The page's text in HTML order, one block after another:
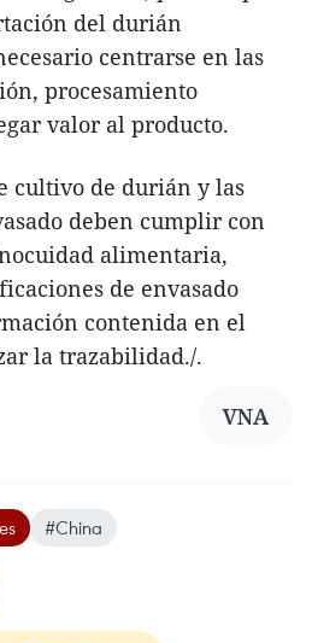
del durián
centrarse en las
procesamiento
valor al producto.
cultivo de durián y las
deben cumplir con
alimentaria,
de envasado
contenida en el
la trazabilidad./.
VNA
#China